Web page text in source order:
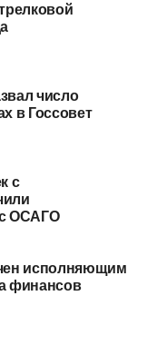
число
в Госсовет
с
ОСАГО
исполняющим
финансов